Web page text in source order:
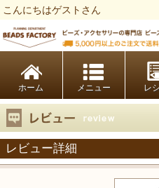
こんにちはゲストさん
ホーム レ
レビュー詳細